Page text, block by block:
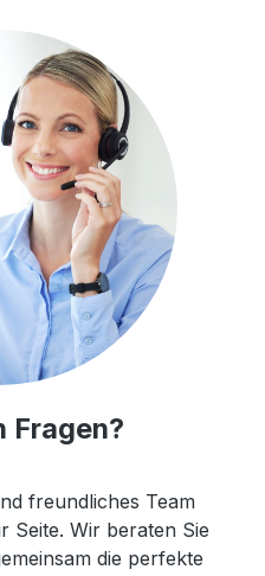
Fragen?
freundliches Team
Seite. Wir beraten Sie
die perfekte